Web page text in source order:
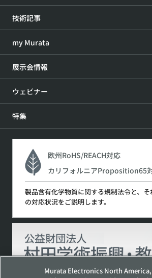
技術記事
my Murata
展示会情報
ウェビナー
特集
欧州RoHS/REACH対応
カリフォルニアProposition65
製品含有化学物質に関する規制法令と、
の対応状況をご説明します。
Murata Electronics North